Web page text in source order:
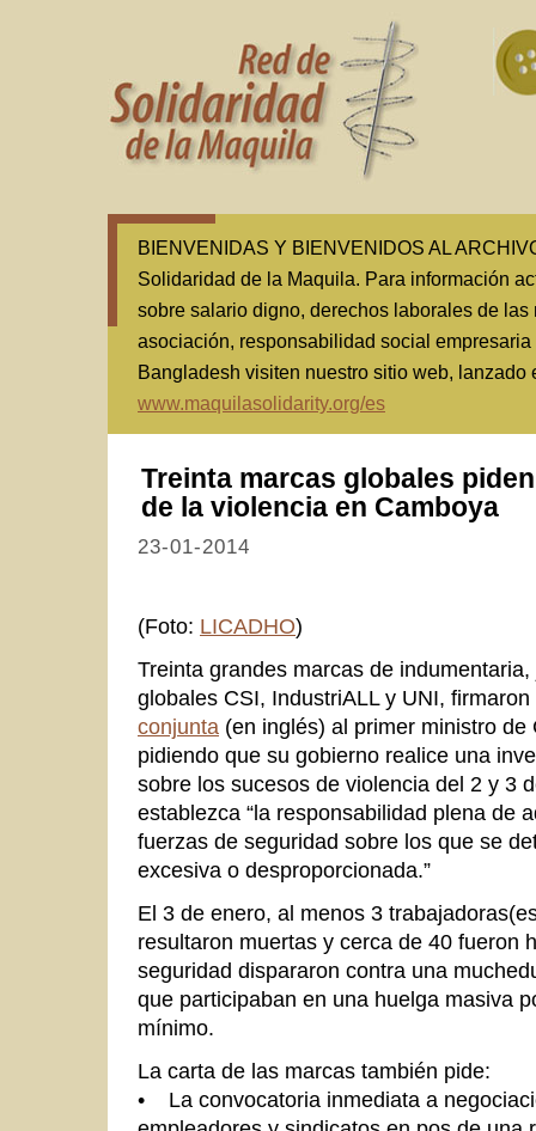
BIENVENIDAS Y BIENVENIDOS AL
Solidaridad de la Maquila. Para información
sobre salario digno, derechos laborales de las
asociación, responsabilidad social
Bangladesh visiten nuestro sitio web, lanzado
www.maquilasolidarity.org/es
Treinta marcas globales
de la violencia en Camboya
23-01-2014
(Foto: LICADHO)
Treinta grandes marcas de
globales CSI, IndustriALL y UNI,
conjunta (en inglés) al primer ministro de
pidiendo que su gobierno realice una
sobre los sucesos de violencia del 2 y 3
establezca “la responsabilidad plena de
fuerzas de seguridad sobre los que se
excesiva o desproporcionada.”
El 3 de enero, al menos 3
resultaron muertas y cerca de 40 fueron
seguridad dispararon contra una
que participaban en una huelga masiva
mínimo.
La carta de las marcas también pide:
• La convocatoria inmediata a